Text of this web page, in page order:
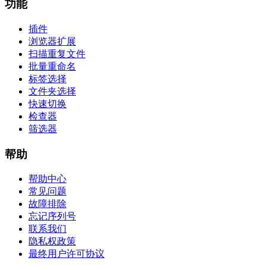
功能
插件
浏览器扩展
扫描重复文件
批量重命名
标签选择
文件夹选择
快速切换
检查器
筛选器
帮助
帮助中心
常见问题
故障排除
忘记序列号
联系我们
隐私权政策
最终用户许可协议